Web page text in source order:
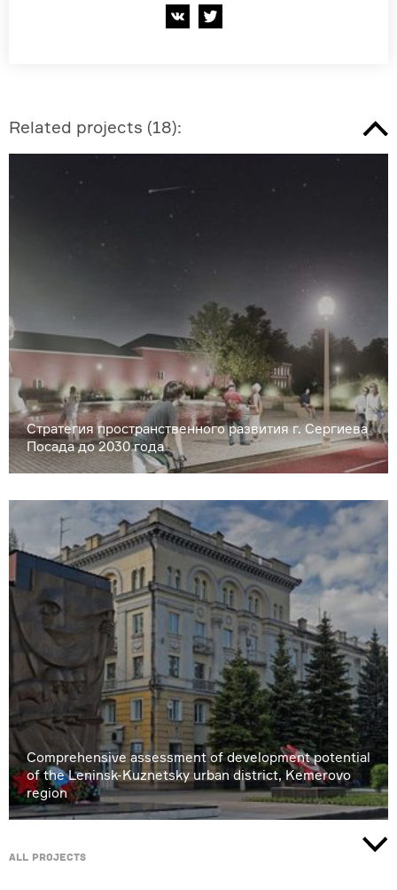
Related projects (18):
Стратегия пространственного развития г. Сергиева
Посада до 2030 года
Comprehensive assessment of development potential
of the Leninsk-Kuznetsky urban district, Kemerovo
region
All projects